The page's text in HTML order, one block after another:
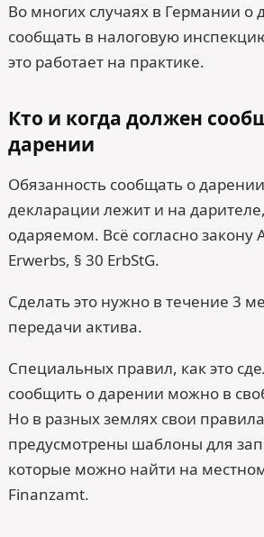
Во многих случаях в Германии о
сообщать в налоговую
это работает на практике.
Кто и когда должен
дарении
Обязанность сообщать о
декларации лежит и на
одаряемом. Всё согласно закону
Erwerbs, § 30 ErbStG.
Сделать это нужно в течение 3
передачи актива.
Специальных правил, как это
сообщить о дарении можно в
Но в разных землях свои
предусмотрены шаблоны для
которые можно найти на
Finanzamt.